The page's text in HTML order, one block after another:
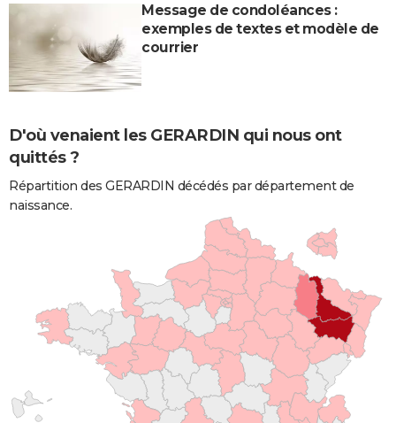
Message de condoléances :
exemples de textes et modèle de
courrier
D'où venaient les GERARDIN qui nous ont
quittés ?
Répartition des GERARDIN décédés par département de
naissance.